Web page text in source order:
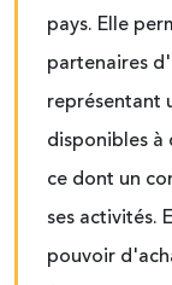
pays. Elle
partenaires
représentant
disponibles à
ce dont un
ses activités.
pouvoir